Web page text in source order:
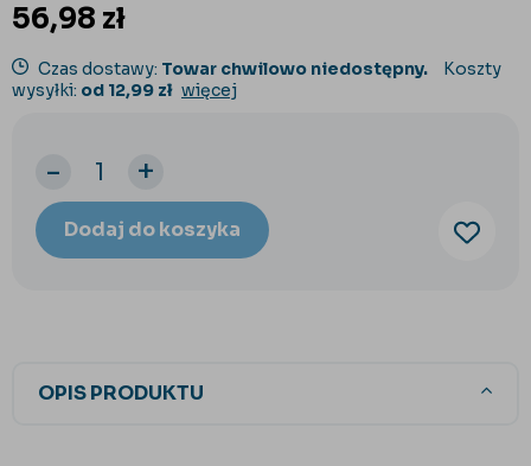
56,98 zł
Czas dostawy: Towar chwilowo niedostępny.
Koszty
wysyłki: od 12,99 zł więcej
- +
Dodaj do koszyka
OPIS PRODUKTU